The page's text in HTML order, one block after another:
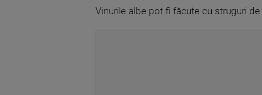
Vinurile albe pot fi făcute cu struguri